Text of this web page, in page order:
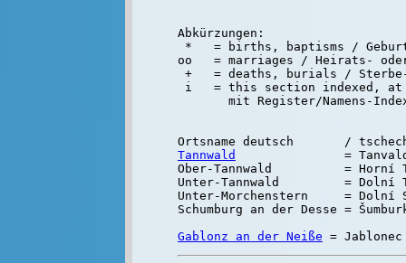
Abkürzungen:
*   = births, baptisms /
oo   = marriages / Heirats-
+   = deaths, burials / Sterbe-
i   = this section indexed,
Tannwald
=
Ober-Tannwald          = Horní
Unter-Tannwald         = Dolní
Unter-Morchenstern     = Dolní
Schumburg an der Desse =
Gablonz an der Neiße